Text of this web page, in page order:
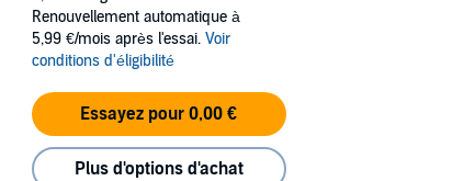
Renouvellement automatique à
5,99 €/mois après l'essai. Voir
conditions d'éligibilité
Essayez pour 0,00 €
Plus d'options d'achat